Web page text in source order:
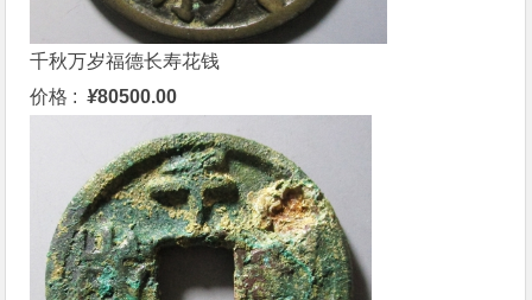
千秋万岁福德长寿花钱
价格 :¥80500.00